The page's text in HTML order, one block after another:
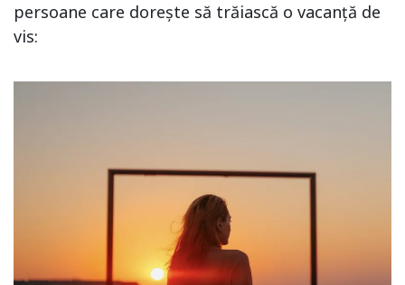
persoane care dorește să trăiască o vacanță de
vis: